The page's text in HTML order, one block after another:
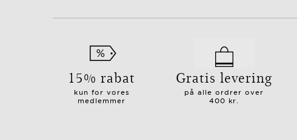
15% rabat
kun for vores
medlemmer
Gratis levering
på alle ordrer over
400 kr.